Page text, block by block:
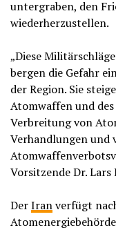
untergraben, den
wiederherzustellen.
„Diese
bergen die Gefahr
der Region. Sie
Atomwaffen und
Verbreitung von
Verhandlungen und
Vorsitzende Dr. Lars
DerIranverfügt